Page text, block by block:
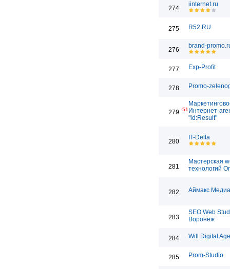
274
iinternet.ru
275 R52.RU
276
brand-
277 Exp-Profit
278 Promo-
279 -51 Интернет-
"id:Result"
280
IT-Delta
281
Мастерская
технологий
282 Аймакс
283
SEO Web
Воронеж
284 Will Digital
285 Prom-Studio